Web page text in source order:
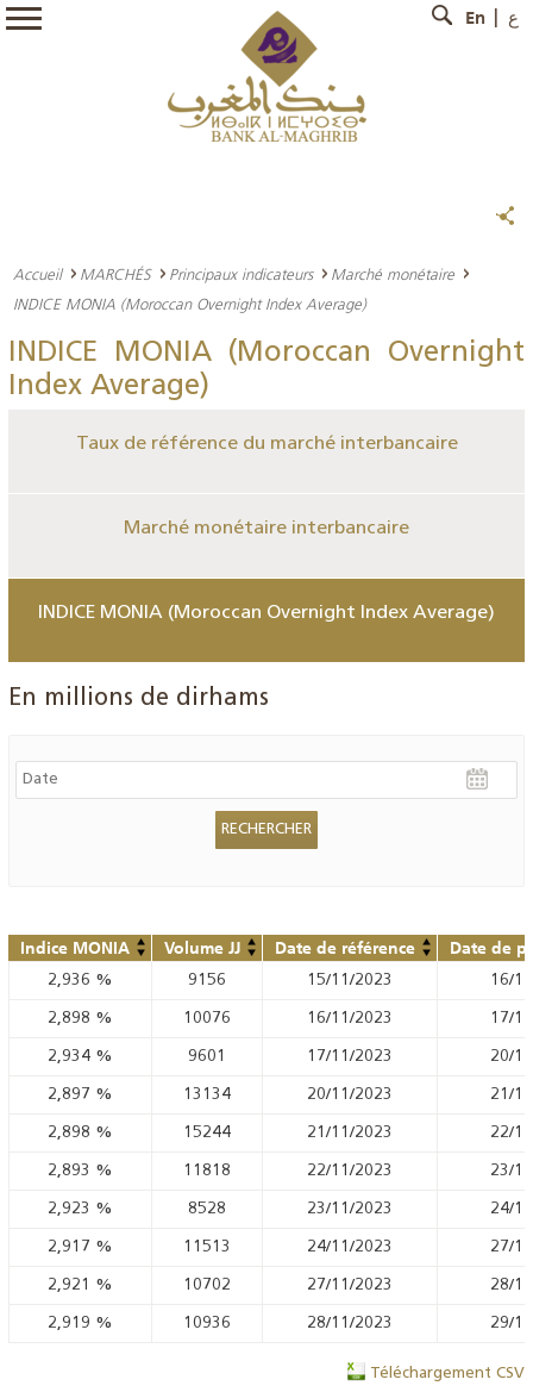
En ع
Accueil MARCHÉS Principaux indicateurs
Marché monétaire
INDICE MONIA (Moroccan Overnight Index Average)
INDICE MONIA (Moroccan Overnight
Index Average)
Taux de référence du marché interbancaire
Marché monétaire interbancaire
INDICE MONIA (Moroccan Overnight Index Average)
En millions de dirhams
Indice MONIA Volume JJ Date de référence Date de
2,936 % 9156 15/11/2023 16/
2,898 % 10076 16/11/2023 17/
2,934 % 9601 17/11/2023 20/
2,897 % 13134 20/11/2023 21/
2,898 % 15244 21/11/2023 22/
2,893 % 11818 22/11/2023 23/
2,923 % 8528 23/11/2023 24/
2,917 % 11513 24/11/2023 27/
2,921 % 10702 27/11/2023 28/
2,919 % 10936 28/11/2023 29/
Téléchargement CSV